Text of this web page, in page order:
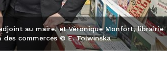
au maire, et Véronique Monfort, librairie
commerces © E. Tolwinska